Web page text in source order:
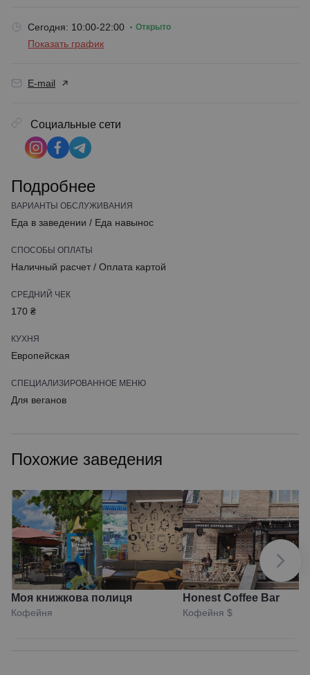
Сегодня: 10:00-22:00 Открыто
Показать график
E-mail
Социальные сети
Подробнее
ВАРИАНТЫ ОБСЛУЖИВАНИЯ
Еда в заведении / Еда навынос
СПОСОБЫ ОПЛАТЫ
Наличный расчет / Оплата картой
СРЕДНИЙ ЧЕК
170 ₴
КУХНЯ
Европейская
СПЕЦИАЛИЗИРОВАННОЕ МЕНЮ
Для веганов
Похожие заведения
Моя книжкова полиця
Кофейня
Honest Coffee Bar
Кофейня $